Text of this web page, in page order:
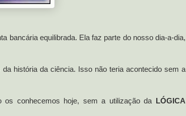
bancária equilibrada. Ela faz parte do nosso dia-a-dia,
história da ciência. Isso não teria acontecido sem a
os conhecemos hoje, sem a utilização da LÓGICA